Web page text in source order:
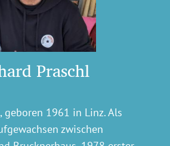
Praschl
geboren 1961 in Linz. Als
zwischen